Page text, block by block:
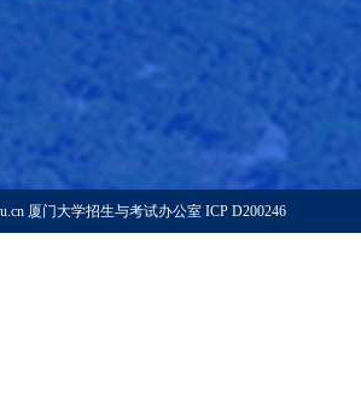
厦门大学招生与考试办公室 ICP D200246